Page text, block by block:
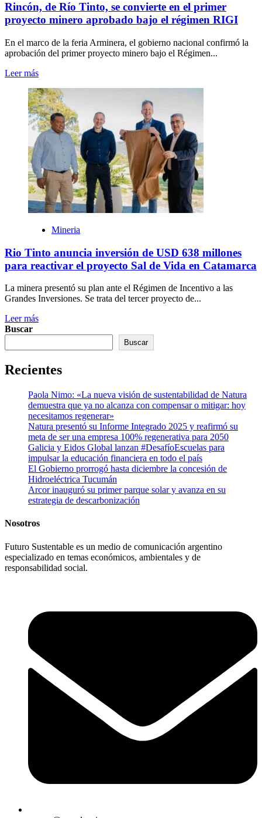
Rincón, de Río Tinto, se convierte en el primer
proyecto minero aprobado bajo el régimen RIGI
En el marco de la feria Arminera, el gobierno nacional confirmó la
aprobación del primer proyecto minero bajo el Régimen...
Leer más
Mineria
Rio Tinto anuncia inversión de USD 638 millones
para reactivar el proyecto Sal de Vida en Catamarca
La minera presentó su plan ante el Régimen de Incentivo a las
Grandes Inversiones. Se trata del tercer proyecto de...
Leer más
Buscar
Buscar
Recientes
Paola Nimo: «La nueva visión de sustentabilidad de Natura
demuestra que ya no alcanza con compensar o mitigar: hoy
necesitamos regenerar»
Natura presentó su Informe Integrado 2025 y reafirmó su
meta de ser una empresa 100% regenerativa para 2050
Galicia y Eidos Global lanzan #DesafíoEscuelas para
impulsar la educación financiera en todo el país
El Gobierno prorrogó hasta diciembre la concesión de
Hidroeléctrica Tucumán
Arcor inauguró su primer parque solar y avanza en su
estrategia de descarbonización
Nosotros
Futuro Sustentable es un medio de comunicación argentino
especializado en temas económicos, ambientales y de
responsabilidad social.